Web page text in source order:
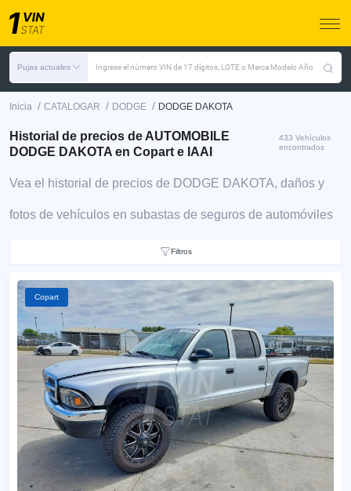
Pujas actuales Ingrese el número VIN de 17 dígitos, LOTE o Marca Modelo Año
Inicia / CATALOGAR / DODGE / DODGE DAKOTA
Historial de precios de AUTOMOBILE
DODGE DAKOTA en Copart e IAAI
433 Vehículos
encontrados
Vea el historial de precios de DODGE DAKOTA, daños y
fotos de vehículos en subastas de seguros de automóviles
Filtros
Copart